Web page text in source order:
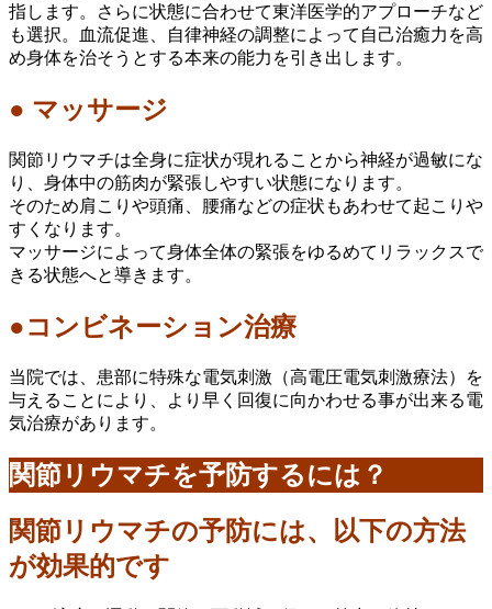
指します。さらに状態に合わせて東洋医学的アプローチなど
も選択。血流促進、自律神経の調整によって自己治癒力を高
め身体を治そうとする本来の能力を引き出します。
● マッサージ
関節リウマチは全身に症状が現れることから神経が過敏にな
り、身体中の筋肉が緊張しやすい状態になります。
そのため肩こりや頭痛、腰痛などの症状もあわせて起こりや
すくなります。
マッサージによって身体全体の緊張をゆるめてリラックスで
きる状態へと導きます。
●コンビネーション治療
当院では、患部に特殊な電気刺激（高電圧電気刺激療法）を
与えることにより、より早く回復に向かわせる事が出来る電
気治療があります。
関節リウマチを予防するには？
関節リウマチの予防には、以下の方法
が効果的です